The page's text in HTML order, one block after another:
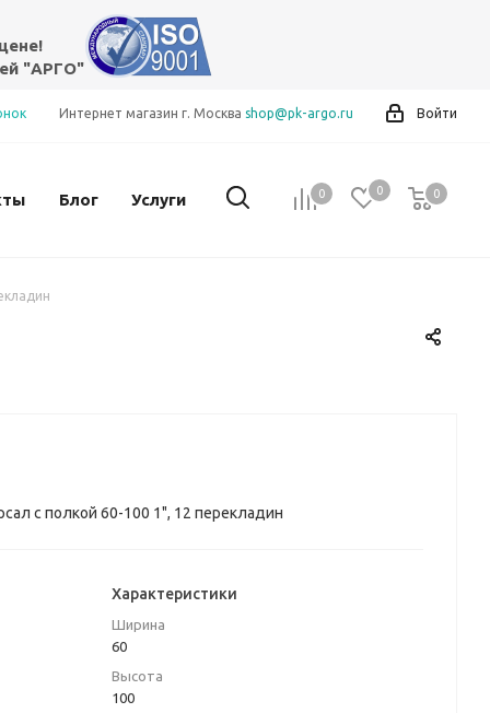
"АРГО"
Войти
Интернет магазин г. Москва shop@pk-argo.ru
0 0 0
0
Блог Услуги
с полкой 60-100 1", 12 перекладин
Характеристики
Ширина
60
Высота
100